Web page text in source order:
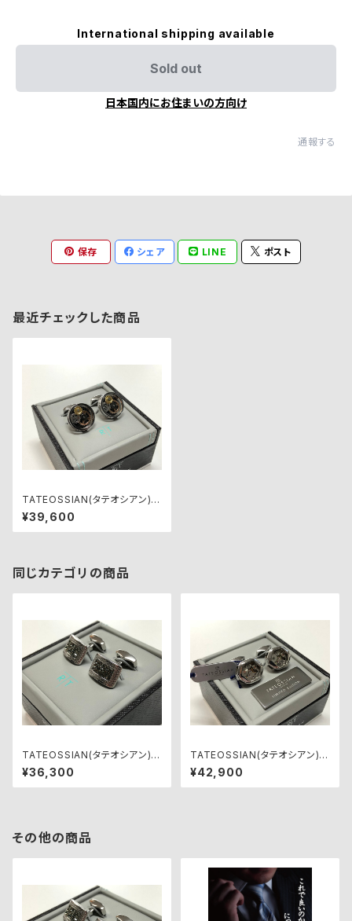
International shipping available
Sold out
日本国内にお住まいの方向け
通報する
保存 シェア LINE ポスト
最近チェックした商品
TATEOSSIAN(タテオシアン)カ
フリンクス CL7894
¥39,600
同じカテゴリの商品
TATEOSSIAN(タテオシアン)カ
フリンクス CF0019
¥36,300
TATEOSSIAN(タテオシアン)カ
フリンクス CF0161
¥42,900
その他の商品